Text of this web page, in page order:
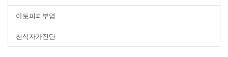
아토피피부염
천식자가진단